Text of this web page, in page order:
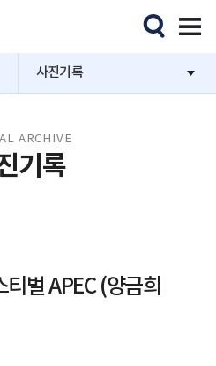
사진기록
ARCHIVE
기록
벌 APEC (양금희